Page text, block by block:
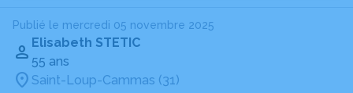
Publié le mercredi 05 novembre 2025
Elisabeth STETIC
55 ans
Saint-Loup-Cammas (31)